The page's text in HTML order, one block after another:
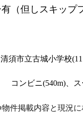
（但しスキップ
清須市立古城小学校
コンビニ(540m)、
物件掲載内容と現況